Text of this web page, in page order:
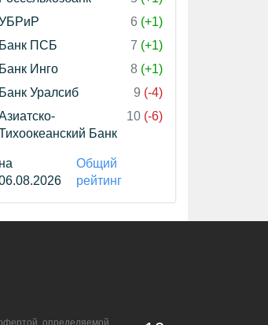
6 (+1)
Банк ПСБ
7 (+1)
Банк Инго
8 (+1)
Банк Уралсиб
9 (-4)
Банк
10 (-6)
на
Общий
рейтинг
определяемой